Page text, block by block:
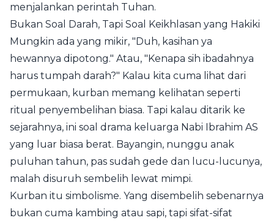
menjalankan perintah Tuhan.
Bukan Soal Darah, Tapi Soal Keikhlasan yang Hakiki
Mungkin ada yang mikir, "Duh, kasihan ya
hewannya dipotong." Atau, "Kenapa sih ibadahnya
harus tumpah darah?" Kalau kita cuma lihat dari
permukaan, kurban memang kelihatan seperti
ritual penyembelihan biasa. Tapi kalau ditarik ke
sejarahnya, ini soal drama keluarga Nabi Ibrahim AS
yang luar biasa berat. Bayangin, nunggu anak
puluhan tahun, pas sudah gede dan lucu-lucunya,
malah disuruh sembelih lewat mimpi.
Kurban itu simbolisme. Yang disembelih sebenarnya
bukan cuma kambing atau sapi, tapi sifat-sifat